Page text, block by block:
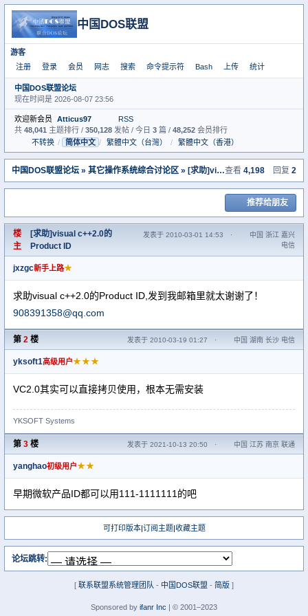
中国DOS联盟
游客
注册
登录 会员 网志 搜索 命令提示符 Bash 上传 统计
中国DOS联盟论坛
现在时间是 2026-08-07 23:56
欢迎新会员 Atticus97
RSS
共 48,041 主题排行 / 350,128 发帖 / 今日 3 篇 / 48,252 会员排行
不转换 / 简体中文 / 繁體中文（台灣） / 繁體中文（香港）
中国DOS联盟论坛 » 其它操作系统综合讨论区 » [求助]visual c++2.0的Product ID 查看 4,198 回复 2
推荐给朋友
楼
主
[求助]visual c++2.0的
Product ID
发表于 2010-03-01 14:53 ·
中国 浙江 嘉兴
电信
jxzgc新手上路★
求助visual c++2.0的Product ID,发到我邮箱里就太谢谢了！
908391358@qq.com
第 2 楼 发表于 2010-03-19 01:27 · 中国 湖南 长沙 电信
yksoft1高级用户★★★
VC2.0其实可以直接拷贝使用，根本无需安装
YKSOFT Systems
第 3 楼 发表于 2021-10-13 20:50 · 中国 江苏 南京 联通
yanghao初级用户★★
早期微软产品ID都可以用111-1111111的吧
可打印版本|订阅主题|收藏主题
论坛跳转:
[ 联系联盟系统管理团队 - 中国DOS联盟 - 简版 ]
Sponsored by ifanr Inc | © 2001–2023